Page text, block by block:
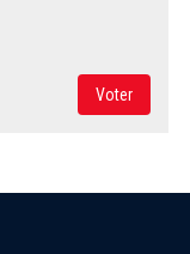
Voter